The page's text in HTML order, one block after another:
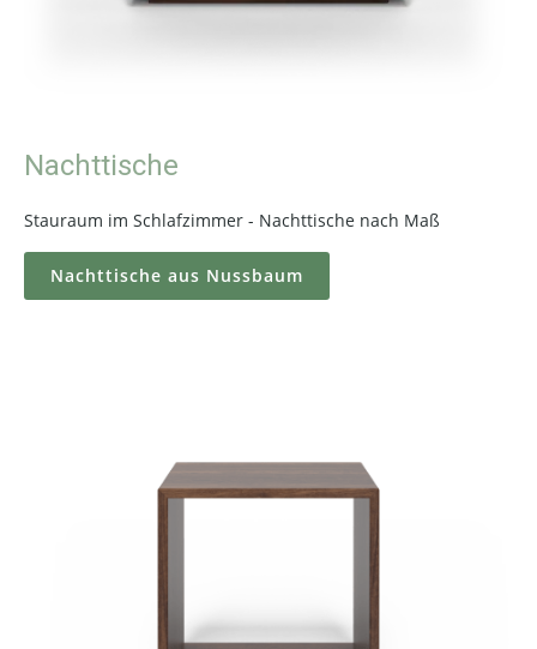
Nachttische
Stauraum im Schlafzimmer - Nachttische nach Maß
Nachttische aus Nussbaum